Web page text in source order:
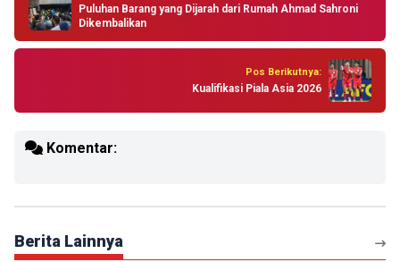
Puluhan Barang yang Dijarah dari Rumah Ahmad Sahroni
Dikembalikan
Pos Berikutnya:
Kualifikasi Piala Asia 2026
Komentar:
Berita Lainnya